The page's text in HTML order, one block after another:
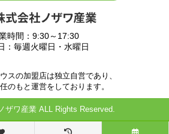
時間：9:30～17:30
：毎週火曜日・水曜日
スの加盟店は独立自営であり、
のもと運営をしております。
ザワ産業 ALL Rights Reserved.